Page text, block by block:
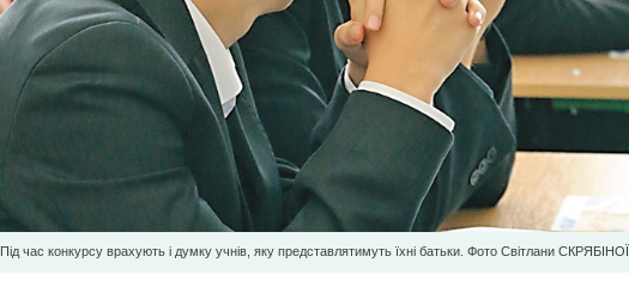
Під час конкурсу врахують і думку учнів, яку представлятимуть їхні батьки. Фото Світлани СКРЯБІНОЇ